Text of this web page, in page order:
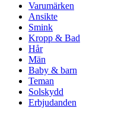
Varumärken
Ansikte
Smink
Kropp & Bad
Hår
Män
Baby & barn
Teman
Solskydd
Erbjudanden